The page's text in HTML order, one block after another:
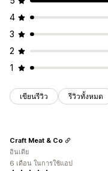
4
3
2
1
เขียนรีวิว รีวิวทั้งหมด
Craft Meat & Co
อินเดีย
6 เดือน ในการใช้แอป